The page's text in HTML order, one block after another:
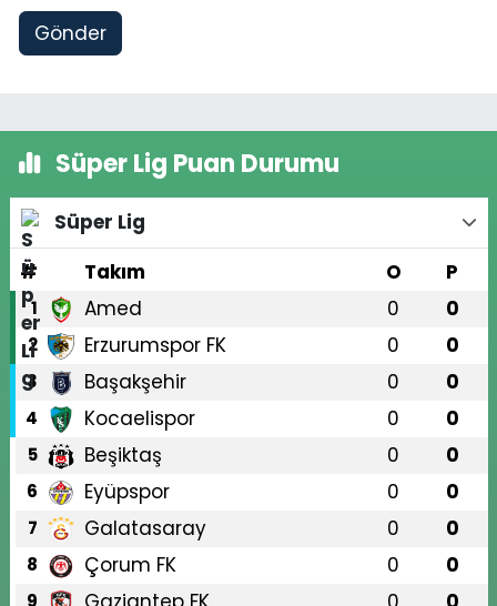
Gönder
Süper Lig Puan Durumu
Süper Lig
#
Takım O P
1 Amed 0 0
2 Erzurumspor FK 0 0
3 Başakşehir 0 0
4 Kocaelispor 0 0
5 Beşiktaş 0 0
6 Eyüpspor 0 0
7 Galatasaray 0 0
8 Çorum FK 0 0
9